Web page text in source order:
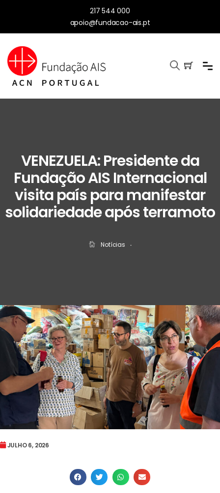
217 544 000
apoio@fundacao-ais.pt
VENEZUELA: Presidente da
Fundação AIS Internacional
visita país para manifestar
solidariedade após terramoto
Notícias ‧
JULHO 6, 2026